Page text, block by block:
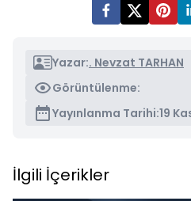
Yazar:. Nevzat TARHAN
Görüntülenme:
Yayınlanma Tarihi:19
İlgili İçerikler